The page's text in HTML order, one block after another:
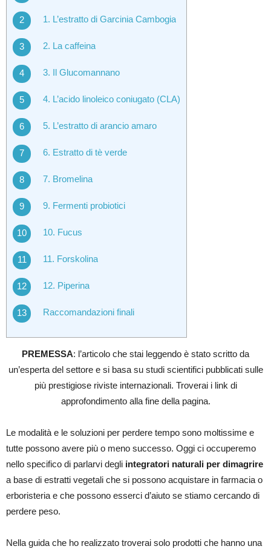
1. L’estratto di Garcinia Cambogia
2. La caffeina
3. Il Glucomannano
4. L’acido linoleico coniugato (CLA)
5. L’estratto di arancio amaro
6. Estratto di tè verde
7. Bromelina
9. Fermenti probiotici
10. Fucus
11. Forskolina
12. Piperina
Raccomandazioni finali
PREMESSA: l’articolo che stai leggendo è stato scritto da
un’esperta del settore e si basa su studi scientifici pubblicati sulle
più prestigiose riviste internazionali. Troverai i link di
approfondimento alla fine della pagina.
Le modalità e le soluzioni per perdere tempo sono moltissime e
tutte possono avere più o meno successo. Oggi ci occuperemo
nello specifico di parlarvi degli integratori naturali per dimagrire
a base di estratti vegetali che si possono acquistare in farmacia o
erboristeria e che possono esserci d’aiuto se stiamo cercando di
perdere peso.
Nella guida che ho realizzato troverai solo prodotti che hanno una